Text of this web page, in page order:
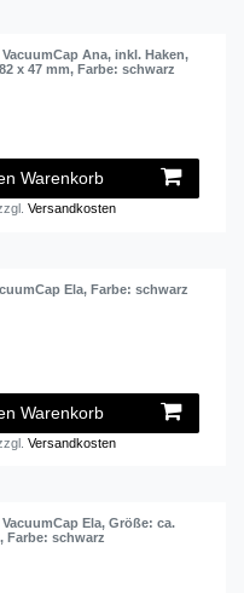
Ana, inkl. Haken,
x 47 mm, Farbe: schwarz
Warenkorb
Versandkosten
Ela, Farbe: schwarz
Warenkorb
Versandkosten
Ela, Größe: ca.
, Farbe: schwarz